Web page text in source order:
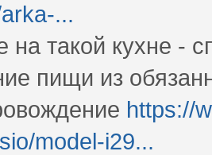
...
на такой кухне -
пищи из
https://
model-i29...